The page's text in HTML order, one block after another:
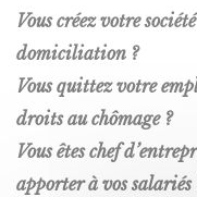
Vous créez votre
domiciliation ?
Vous quittez votre
droits au chômage ?
Vous êtes chef
apporter à vos salariés